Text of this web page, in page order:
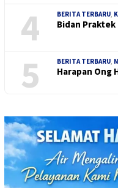
4 BERITA TERBARU,
Bidan
5 BERITA TERBARU,
Harapan Ong